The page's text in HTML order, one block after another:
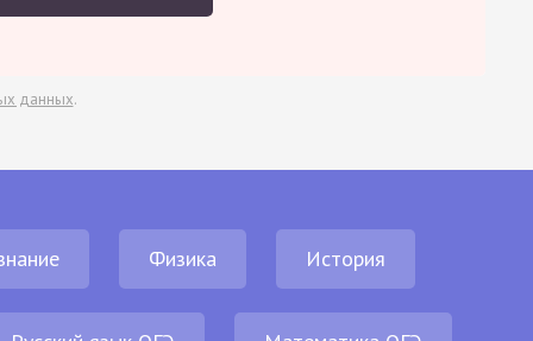
данных.
Физика История